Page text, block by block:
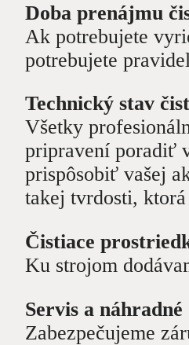
Doba prenájmu
Ak potrebujete
potrebujete
Technický stav
Všetky
pripravení poradiť
prispôsobiť vašej
takej tvrdosti,
Čistiace
Ku strojom
Servis a
Zabezpečujeme